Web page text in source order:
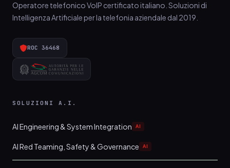
Operatore telefonico VoIP certificato italiano. Soluzioni di
Intelligenza Artificiale per la telefonia aziendale dal 2019.
ROC 36468
SOLUZIONI A.I.
AI Engineering & System Integration AI
AI Red Teaming, Safety & Governance AI